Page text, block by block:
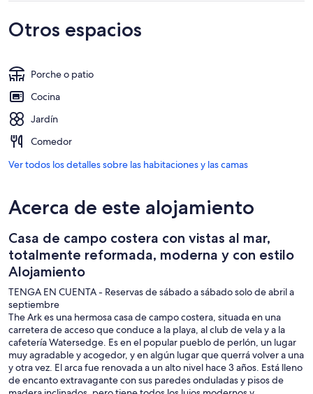
Otros espacios
Porche o patio
Cocina
Jardín
Comedor
Ver todos los detalles sobre las habitaciones y las camas
Acerca de este alojamiento
Casa de campo costera con vistas al mar,
totalmente reformada, moderna y con estilo
Alojamiento
TENGA EN CUENTA - Reservas de sábado a sábado solo de abril a
septiembre
The Ark es una hermosa casa de campo costera, situada en una
carretera de acceso que conduce a la playa, al club de vela y a la
cafetería Watersedge. Es en el popular pueblo de perlón, un lugar
muy agradable y acogedor, y en algún lugar que querrá volver a una
y otra vez. El arca fue renovada a un alto nivel hace 3 años. Está lleno
de encanto extravagante con sus paredes onduladas y pisos de